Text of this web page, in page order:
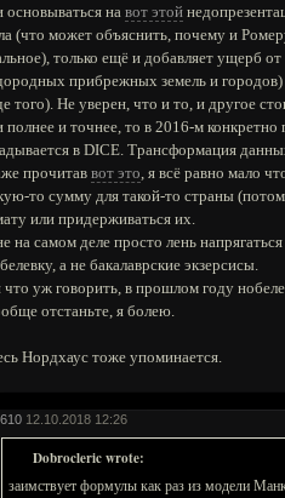
основываться навот этой
(что может объяснить, почему и
только ещё и добавляет ущерб
прибрежных земель и
того). Не уверен, что и то, и другое
полнее и точнее, то в 2016-м
в DICE. Трансформация
прочитав вот это, я всё равно мало
то сумму для такой-то страны
или придерживаться их.
на самом деле просто лень
а не бакалаврские экзерсисы.
уж говорить, в прошлом году
отстаньте, я болею.
Нордхаус тоже упоминается.
12.10.2018 12:26
Dobrocleric wrote:
заимствует формулы как раз из модели